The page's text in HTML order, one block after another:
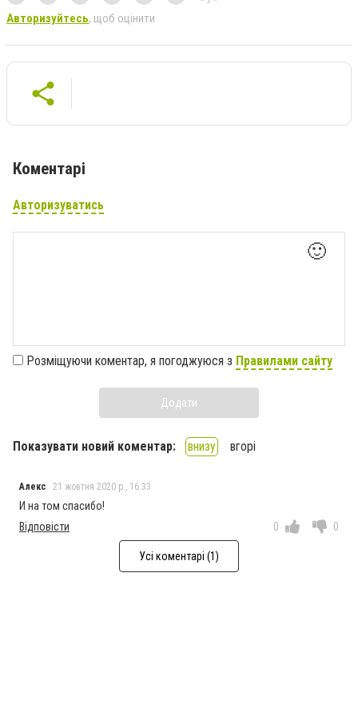
Авторизуйтесь, щоб оцінити
Коментарі
Авторизуватись
🙂
Розміщуючи коментар, я погоджуюся з Правилами сайту
Додати
Показувати новий коментар: внизу вгорі
Алекс 21 жовтня 2020 р., 16:33
И на том спасибо!
Відповісти
0 0
Усі коментарі (1)